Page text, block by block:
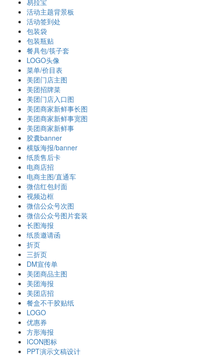
易拉宝
活动主题背景板
活动签到处
包装袋
包装瓶贴
餐具包/筷子套
LOGO头像
菜单/价目表
美团门店主图
美团招牌菜
美团门店入口图
美团商家新鲜事长图
美团商家新鲜事宽图
美团商家新鲜事
胶囊banner
横版海报/banner
纸质售后卡
电商店招
电商主图/直通车
微信红包封面
视频边框
微信公众号次图
微信公众号图片套装
长图海报
纸质邀请函
折页
三折页
DM宣传单
美团商品主图
美团海报
美团店招
餐盒不干胶贴纸
LOGO
优惠券
方形海报
ICON图标
PPT演示文稿设计